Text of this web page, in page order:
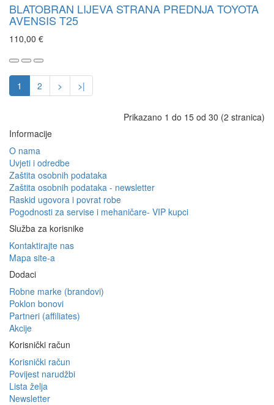
BLATOBRAN LIJEVA STRANA PREDNJA TOYOTA
AVENSIS T25
110,00 €
1 2 > >|
Prikazano 1 do 15 od 30 (2 stranica)
Informacije
O nama
Uvjeti i odredbe
Zaštita osobnih podataka
Zaštita osobnih podataka - newsletter
Raskid ugovora i povrat robe
Pogodnosti za servise i mehaničare- VIP kupci
Služba za korisnike
Kontaktirajte nas
Mapa site-a
Dodaci
Robne marke (brandovi)
Poklon bonovi
Partneri (affiliates)
Akcije
Korisnički račun
Korisnički račun
Povijest narudžbi
Lista želja
Newsletter